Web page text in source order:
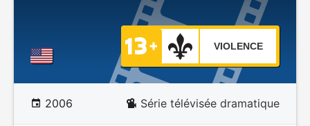
VIOLENCE
2006 Série télévisée dramatique